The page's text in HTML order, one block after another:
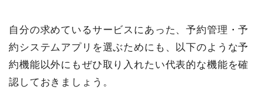
自分の求めているサービスにあった、予約管理・予
約システムアプリを選ぶためにも、以下のような予
約機能以外にもぜひ取り入れたい代表的な機能を確
認しておきましょう。